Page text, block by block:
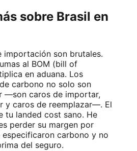
sobre Brasil en
importación son brutales.
al BOM (bill of
en aduana. Los
carbono no solo son
—son caros de importar,
y caros de reemplazar—. El
tu landed cost sano. He
perder su margen por
carbono y no
del seguro.